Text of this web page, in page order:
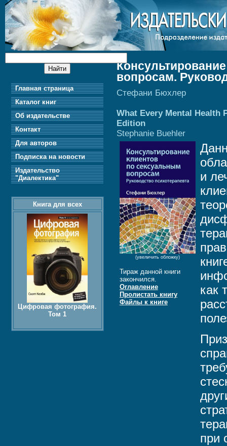
вопросам.
Стефани Бюхлер
What Every Mental Health
Edition
Stephanie Buehler
(увеличить обложку)
Тираж данной книги
закончился.
Оглавление
Пролистать книгу
Файлы к книге
и
как
при
Главная страница
Каталог книг
Об издательстве
Контакт
Для авторов
Подписка на новости
Издательство
"Диалектика"
Книга для всех
Цифровая фотография.
Том 1